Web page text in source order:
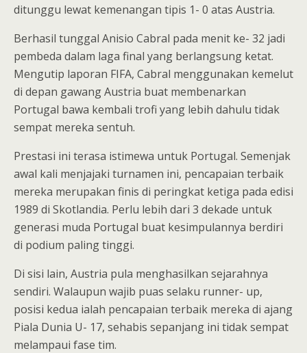
ditunggu lewat kemenangan tipis 1- 0 atas Austria.
Berhasil tunggal Anisio Cabral pada menit ke- 32 jadi
pembeda dalam laga final yang berlangsung ketat.
Mengutip laporan FIFA, Cabral menggunakan kemelut
di depan gawang Austria buat membenarkan
Portugal bawa kembali trofi yang lebih dahulu tidak
sempat mereka sentuh.
Prestasi ini terasa istimewa untuk Portugal. Semenjak
awal kali menjajaki turnamen ini, pencapaian terbaik
mereka merupakan finis di peringkat ketiga pada edisi
1989 di Skotlandia. Perlu lebih dari 3 dekade untuk
generasi muda Portugal buat kesimpulannya berdiri
di podium paling tinggi.
Di sisi lain, Austria pula menghasilkan sejarahnya
sendiri. Walaupun wajib puas selaku runner- up,
posisi kedua ialah pencapaian terbaik mereka di ajang
Piala Dunia U- 17, sehabis sepanjang ini tidak sempat
melampaui fase tim.